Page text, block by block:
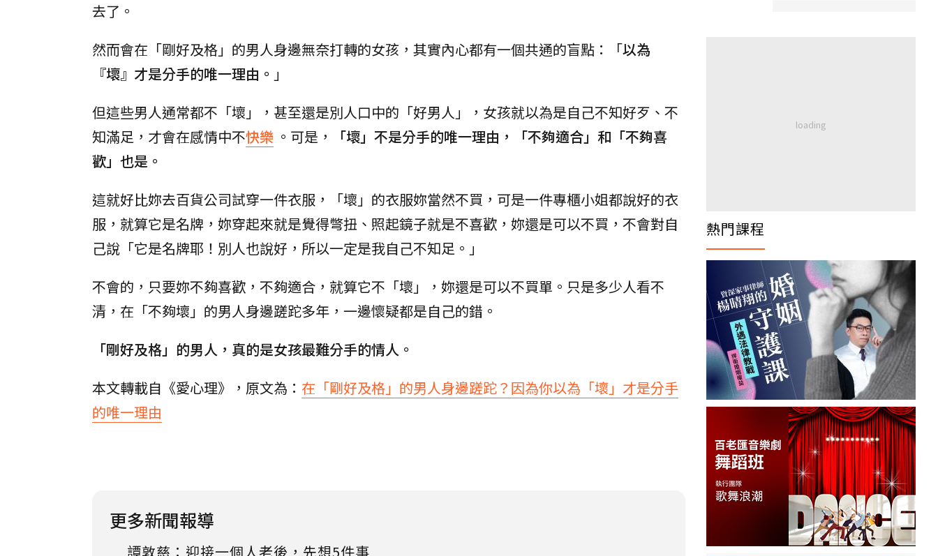
去了。
然而會在「剛好及格」的男人身邊無奈打轉的女孩，其實內心都有一個共通的盲點：「以為
『壞』才是分手的唯一理由。 」
但這些男人通常都不「壞」，甚至還是別人口中的「好男人」，女孩就以為是自己不知好歹、不
知滿足，才會在感情中不快樂 。可是，
「壞」不是分手的唯一理由，「不夠適合」和「不夠喜
歡」也是。
這就好比妳去百貨公司試穿一件衣服，「壞」的衣服妳當然不買，可是一件專櫃小姐都說好的衣
服，就算它是名牌，妳穿起來就是覺得彆扭、照起鏡子就是不喜歡，妳還是可以不買，不會對自
己說「它是名牌耶！別人也說好，所以一定是我自己不知足。」
不會的，只要妳不夠喜歡，不夠適合，就算它不「壞」，妳還是可以不買單。只是多少人看不
清，在「不夠壞」的男人身邊蹉跎多年，一邊懷疑都是自己的錯。
「剛好及格」的男人，真的是女孩最難分手的情人。
本文轉載自《愛心理》，原文為： 在「剛好及格」的男人身邊蹉跎？因為你以為「壞」才是分手
的唯一理由
更多新聞報導
譚敦慈：迎接一個人老後，先想5件事
熱門課程